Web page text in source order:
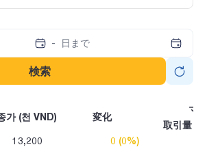
-
検索
가 (천 VND) 変化
マ
取引量
13,200 0 (0%)